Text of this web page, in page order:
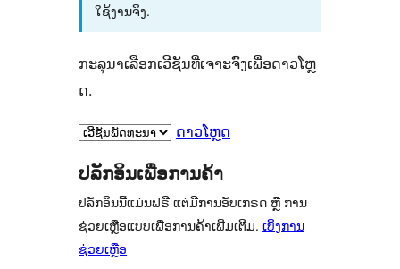
ໃຊ້ງານຈິງ.
ກະລຸນາເລືອກເວີຊັນທີ່ເຈາະຈົງເພື່ອດາວໂຫຼ
ດ.
ດາວໂຫຼດ
ປລັກອິນເພື່ອການຄ້າ
ປລັກອິນນີ້ແມ່ນຟຣີ ແຕ່ມີການອັບເກຣດ ຫຼື ການ
ຊ່ວຍເຫຼືອແບບເພື່ອການຄ້າເພີ່ມເຕີມ. ເບິ່ງການ
ຊ່ວຍເຫຼືອ